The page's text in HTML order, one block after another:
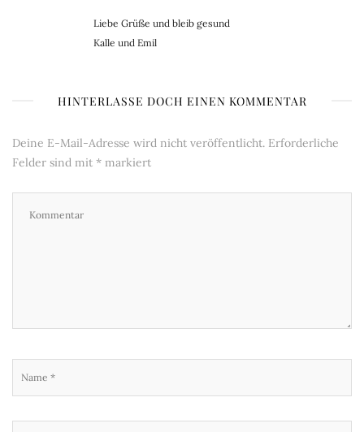
Liebe Grüße und bleib gesund
Kalle und Emil
HINTERLASSE DOCH EINEN KOMMENTAR
Deine E-Mail-Adresse wird nicht veröffentlicht. Erforderliche
Felder sind mit * markiert